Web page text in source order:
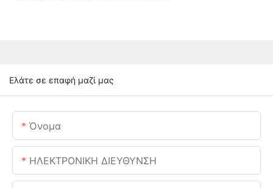
Ελάτε σε επαφή μαζί μας
Όνομα
ΗΛΕΚΤΡΟΝΙΚΗ ΔΙΕΥΘΥΝΣΗ